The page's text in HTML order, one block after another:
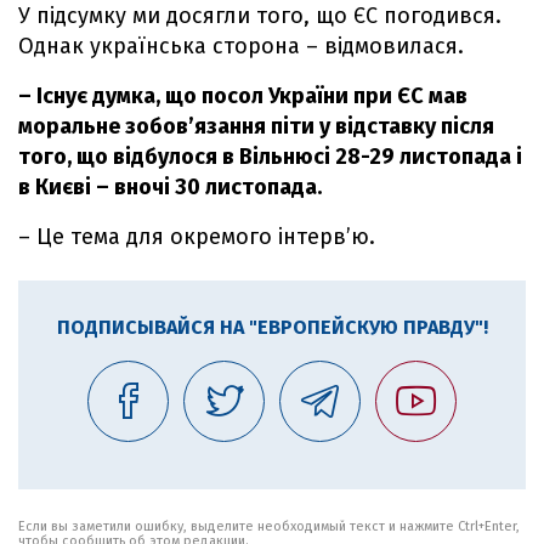
У підсумку ми досягли того, що ЄС погодився.
Однак українська сторона – відмовилася.
– Існує думка, що посол України при ЄС мав
моральне зобов’язання піти у відставку після
того, що відбулося в Вільнюсі 28-29 листопада і
в Києві – вночі 30 листопада.
– Це тема для окремого інтерв’ю.
ПОДПИСЫВАЙСЯ НА "ЕВРОПЕЙСКУЮ ПРАВДУ"!
Если вы заметили ошибку, выделите необходимый текст и нажмите Ctrl+Enter,
чтобы сообщить об этом редакции.